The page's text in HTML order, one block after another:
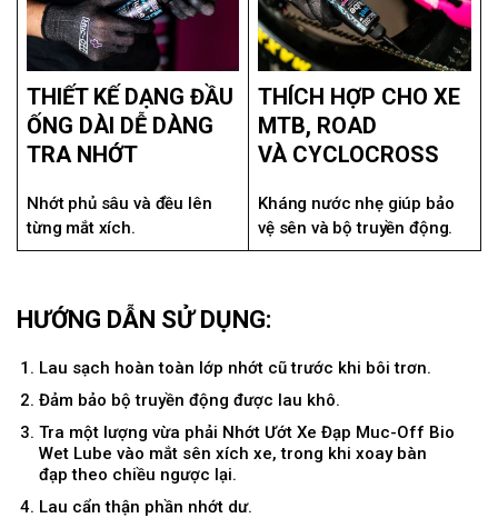
THIẾT KẾ DẠNG ĐẦU
ỐNG DÀI DỄ DÀNG
TRA NHỚT
Nhớt phủ sâu và đều lên
từng mắt xích.
THÍCH HỢP CHO XE
MTB, ROAD
VÀ CYCLOCROSS
Kháng nước nhẹ giúp bảo
vệ sên và bộ truyền động.
HƯỚNG DẪN SỬ DỤNG:
Lau sạch hoàn toàn lớp nhớt cũ trước khi bôi trơn.
Đảm bảo bộ truyền động được lau khô.
Tra một lượng vừa phải Nhớt Ướt Xe Đạp Muc-Off Bio
Wet Lube vào mắt sên xích xe, trong khi xoay bàn
đạp theo chiều ngược lại.
Lau cẩn thận phần nhớt dư.